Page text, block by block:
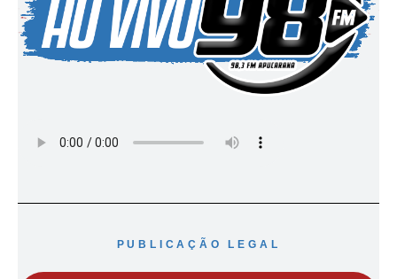
PUBLICAÇÃO LEGAL